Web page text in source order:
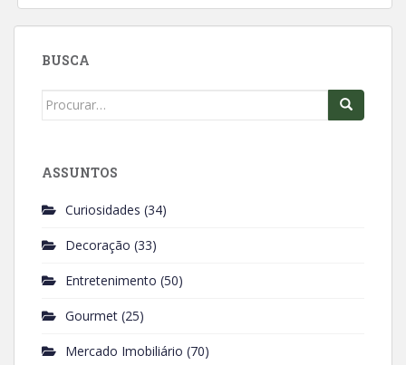
BUSCA
Search
ASSUNTOS
Curiosidades (34)
Decoração (33)
Entretenimento (50)
Gourmet (25)
Mercado Imobiliário (70)